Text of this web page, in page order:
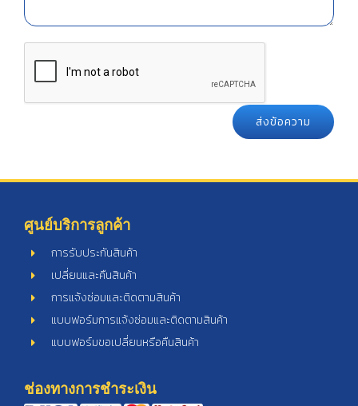
ศูนย์บริการลูกค้า
การรับประกันสินค้า
เปลี่ยนและคืนสินค้า
การแจ้งซ่อมและติดตามสินค้า
แบบฟอร์มการแจ้งซ่อมและติดตามสินค้า
แบบฟอร์มขอเปลี่ยนหรือคืนสินค้า
ช่องทางการชำระเงิน